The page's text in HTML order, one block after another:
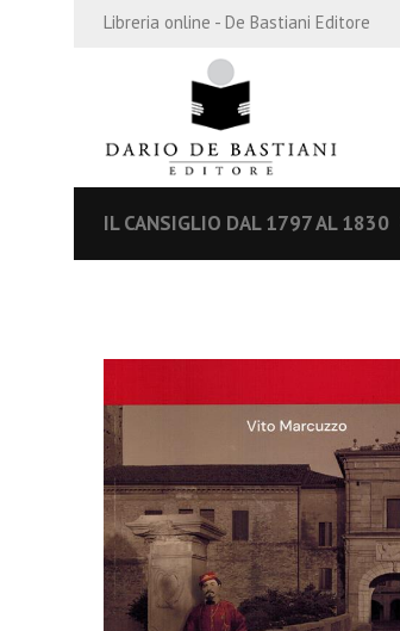
Libreria online - De Bastiani Editore
IL CANSIGLIO DAL 1797 AL 1830